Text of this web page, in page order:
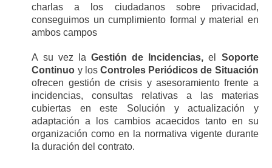
charlas a los ciudadanos sobre privacidad,
conseguimos un cumplimiento formal y material en
ambos campos
A su vez la Gestión de Incidencias, el
Soporte
Continuo y losControles Periódicos de Situación
ofrecen gestión de crisis y asesoramiento frente a
incidencias, consultas relativas a las materias
cubiertas en este Solución y actualización y
adaptación a los cambios acaecidos tanto en su
organización como en la normativa vigente durante
la duración del contrato.